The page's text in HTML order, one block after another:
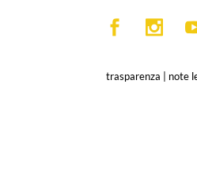
trasparenza note